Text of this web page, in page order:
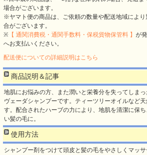
場合がございます。
※ヤマト便の商品は、ご依頼の数量や配送地域によ
合がございます。
※ 【 通関消費税・通関手数料・保税貨物保管料 】 が
へお支払いください。
配送便についての詳細説明はこちら
商品説明＆記事
地肌にお悩みの方、また潤いと栄養分を失ってしま
ヴェーダシャンプーです。ティーツリーオイルなど
す。配合されたハーブの力により、地肌を清潔に保
い髪の毛に。
使用方法
シャンプー剤をつけて頭皮と髪の毛をやさしくマッ